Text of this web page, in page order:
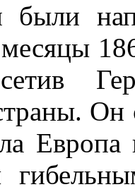
были
Он
Европа